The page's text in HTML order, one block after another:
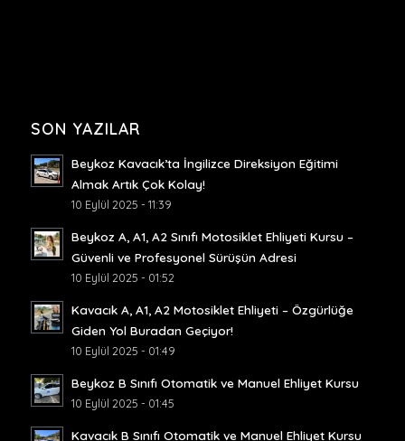
SON YAZILAR
Beykoz Kavacık’ta İngilizce Direksiyon Eğitimi
Almak Artık Çok Kolay!
10 Eylül 2025 - 11:39
Beykoz A, A1, A2 Sınıfı Motosiklet Ehliyeti Kursu –
Güvenli ve Profesyonel Sürüşün Adresi
10 Eylül 2025 - 01:52
Kavacık A, A1, A2 Motosiklet Ehliyeti – Özgürlüğe
Giden Yol Buradan Geçiyor!
10 Eylül 2025 - 01:49
Beykoz B Sınıfı Otomatik ve Manuel Ehliyet Kursu
10 Eylül 2025 - 01:45
Kavacık B Sınıfı Otomatik ve Manuel Ehliyet Kursu